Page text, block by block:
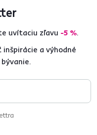
uvítaciu zľavu -5 %.
inšpirácie a výhodné